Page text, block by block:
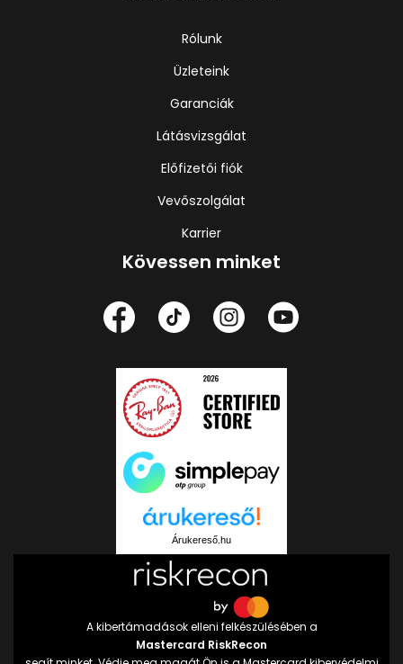
Rólunk
Üzleteink
Garanciák
Látásvizsgálat
Előfizetői fiók
Vevőszolgálat
Karrier
Kövessen minket
Árukereső.hu
A kibertámadások elleni felkészülésében a
Mastercard RiskRecon